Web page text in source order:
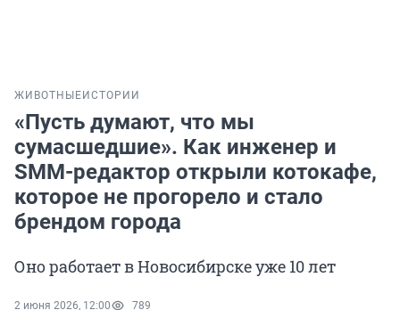
ЖИВОТНЫЕ ИСТОРИИ
«Пусть думают, что мы
сумасшедшие». Как инженер и
SMM-редактор открыли котокафе,
которое не прогорело и стало
брендом города
Оно работает в Новосибирске уже 10 лет
2 июня 2026, 12:00 789